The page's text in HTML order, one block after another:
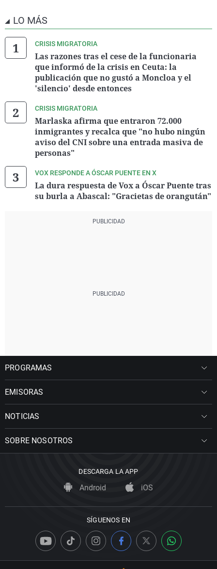
LO MÁS
CRISIS MIGRATORIA
Las razones tras el cese de la funcionaria
que informó de la crisis en Ceuta: la
publicación que no gustó a Moncloa y el
'silencio' desde entonces
CRISIS MIGRATORIA
Marlaska afirma que entraron 72.000
inmigrantes y recalca que "no hubo ningún
aviso del CNI sobre una entrada masiva de
personas"
VOX RESPONDE A ÓSCAR PUENTE EN X
La dura respuesta de Vox a Óscar Puente tras
su burla a Abascal: "Gracietas de orangután"
PROGRAMAS
EMISORAS
NOTICIAS
SOBRE NOSOTROS
DESCARGA LA APP
Android iOS
SÍGUENOS EN